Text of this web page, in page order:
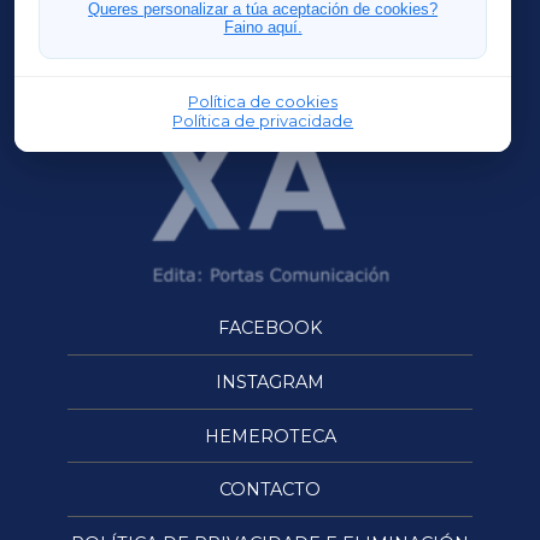
Queres personalizar a túa aceptación de cookies?
Faino aquí.
Política de cookies
Política de privacidade
OURENSEXA
FACEBOOK
INSTAGRAM
HEMEROTECA
CONTACTO